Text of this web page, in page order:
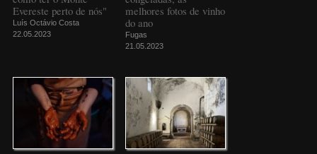
Evereste perto de nós"
Luís Octávio Costa
22.05.2023
melhores fotos de vinho
do ano
Fugas
21.05.2023